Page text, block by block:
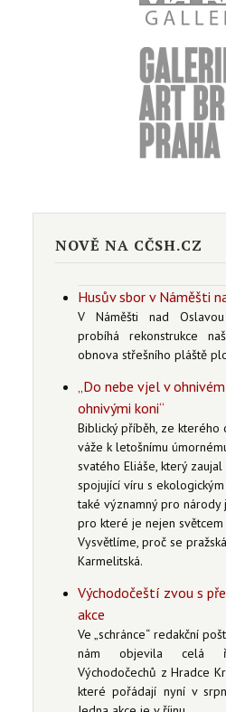
NOVĚ NA CČSH.CZ
Husův sbor v Náměšti
V Náměšti nad
probíhá rekonstrukce
obnova střešního pláště
„Do nebe vjel v
ohnivými koni“
Biblický příběh, ze kterého
váže k letošnímu
svatého Eliáše, který
spojující víru s ekologickým
také významný pro národy
pro které je nejen
Vysvětlíme, proč se
Karmelitská.
Východočeští zvou s
akce
Ve „schránce“ redakční
nám objevila celá
Východočechů z Hradce
které pořádají nyní v